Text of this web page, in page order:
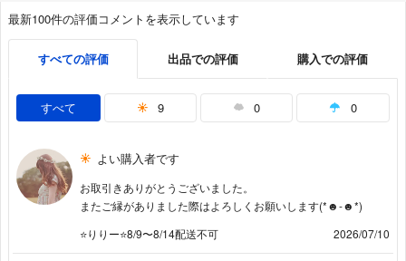
最新100件の評価コメントを表示しています
すべての評価 出品での評価 購入での評価
すべて 9 0 0
よい購入者です
お取引きありがとうございました。
またご縁がありました際はよろしくお願いします(*☻-☻*)
⭐️りりー⭐️8/9〜8/14配送不可
2026/07/10